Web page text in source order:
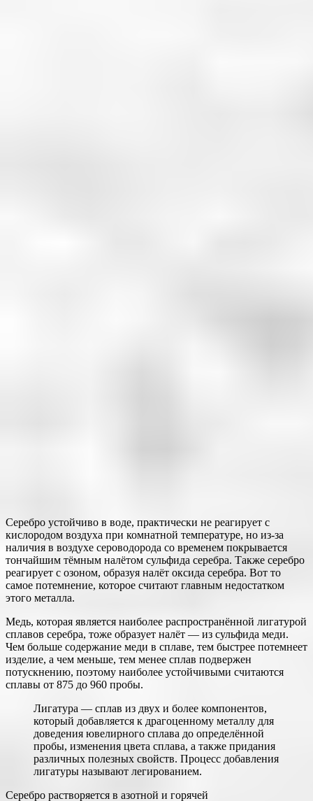
Серебро устойчиво в воде, практически не реагирует с
кислородом воздуха при комнатной температуре, но из-за
наличия в воздухе сероводорода со временем покрывается
тончайшим тёмным налётом сульфида серебра. Также серебро
реагирует с озоном, образуя налёт оксида серебра. Вот то
самое потемнение, которое считают главным недостатком
этого металла.
Медь, которая является наиболее распространённой лигатурой
сплавов серебра, тоже образует налёт — из сульфида меди.
Чем больше содержание меди в сплаве, тем быстрее потемнеет
изделие, а чем меньше, тем менее сплав подвержен
потускнению, поэтому наиболее устойчивыми считаются
сплавы от 875 до 960 пробы.
Лигатура — сплав из двух и более компонентов,
который добавляется к драгоценному металлу для
доведения ювелирного сплава до определённой
пробы, изменения цвета сплава, а также придания
различных полезных свойств. Процесс добавления
лигатуры называют легированием.
Серебро растворяется в азотной и горячей